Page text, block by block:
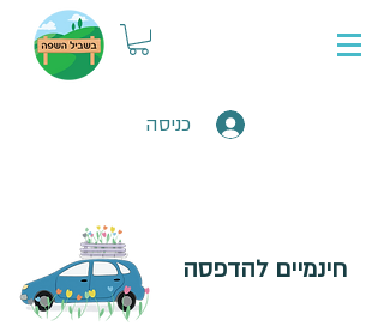
כניסה
חינמיים להדפסה